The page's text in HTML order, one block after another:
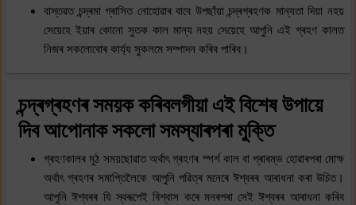
বাস্তৱত চন্দ্ৰমা গ্ৰাসিত নোহোৱাৰ বাবে উপছাঁয়া চন্দ্ৰগ্ৰহণক মান্যতা দিয়া নহয়
সেয়েহে ইয়াৰ কোনো সুতক কাল মান্য নহয় সেয়েহে আপুনি এই গ্ৰহণ কালত
নিজৰ সকলোবোৰ কাৰ্য্য সুকলমে সম্পাদন কৰিব পাৰিব।
চন্দ্ৰগ্ৰহণৰ সময়ক কৰিবলগীয়া এই বিশেষ উপায়ে
দিব আপোনাক সকলো সমস্যাৰপৰা মুক্তি
গ্ৰহণকালৰ মুঠ সময়ছোৱাত অৰ্থাৎ গ্ৰহণৰ স্পৰ্শ কাল বা প্ৰাৰম্ভ হোৱাৰপৰা মোক্ষ
অৰ্থাৎ গ্ৰহণৰ সমাপ্তিলৈকে আপুনি পৱিত্ৰ মনেৰে ঈশ্বৰৰ আৰাধনা কৰা উচিত।
আপুনি ঈশ্বৰৰ যি স্বৰূপেই বিশ্বাস কৰে মনৰপৰা সেই ঈশ্বৰৰ আৰাধনা কৰিব